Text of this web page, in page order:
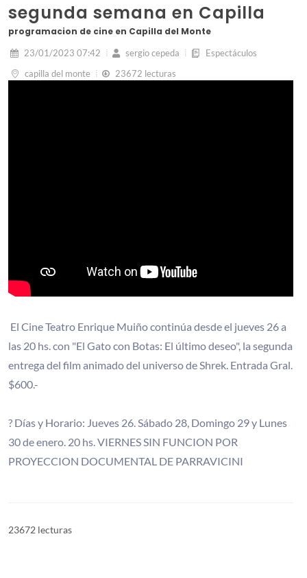
segunda semana en Capilla
programacion de cine en Capilla del Monte
23/01/2023 07:42 sergio cepeda
Espectáculos
capilla del monte
23672 lecturas
El Cine Teatro Enrique Muiño continúa desde el jueves 26 a
las 20 hs. con "El Gato con Botas: El último deseo", la segunda
entrega del film animado del universo de Shrek. Entrada Gral.
$600.-
? Días y Horario: Jueves 26. Sábado 28, Domingo 29 y Lunes
30 de enero. 20 hs. VIERNES SIN FUNCION POR
PROYECCION DOCUMENTAL DE PARRAVICINI
23672 lecturas